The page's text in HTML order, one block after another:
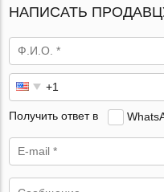
НАПИСАТЬ
Получить ответ в